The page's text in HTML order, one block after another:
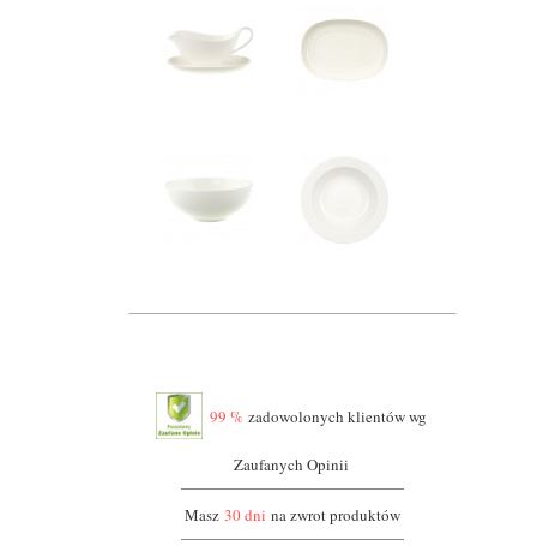
99 % zadowolonych klientów wg
Zaufanych Opinii
Masz30 dni na zwrot produktów